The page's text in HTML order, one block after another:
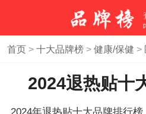
首页> 十大品牌榜> 健康/保健 >
2024退热贴十